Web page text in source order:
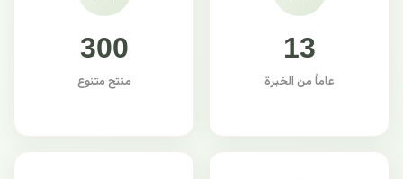
13
عاماً من الخبرة
300
منتج متنوع